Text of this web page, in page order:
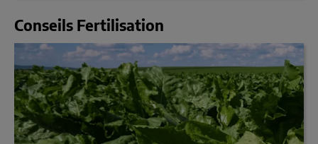
Conseils Fertilisation